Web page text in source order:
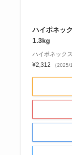
ハイポネッ
1.3kg
ハイポネックス
¥2,312
（